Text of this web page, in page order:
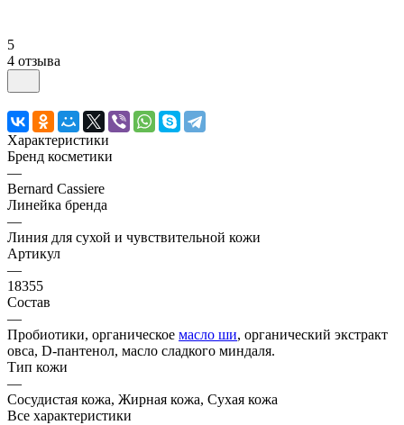
5
4 отзыва
Характеристики
Бренд косметики
—
Bernard Cassiere
Линейка бренда
—
Линия для сухой и чувствительной кожи
Артикул
—
18355
Состав
—
Пробиотики, органическое масло ши, органический экстракт
овса, D-пантенол, масло сладкого миндаля.
Тип кожи
—
Сосудистая кожа, Жирная кожа, Сухая кожа
Все характеристики